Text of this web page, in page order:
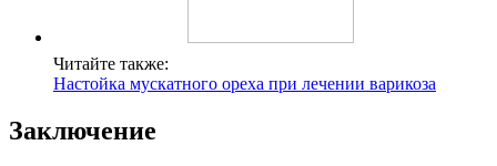
Читайте также:
Настойка мускатного ореха при лечении варикоза
Заключение